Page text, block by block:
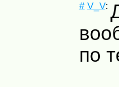
# V_V:
по